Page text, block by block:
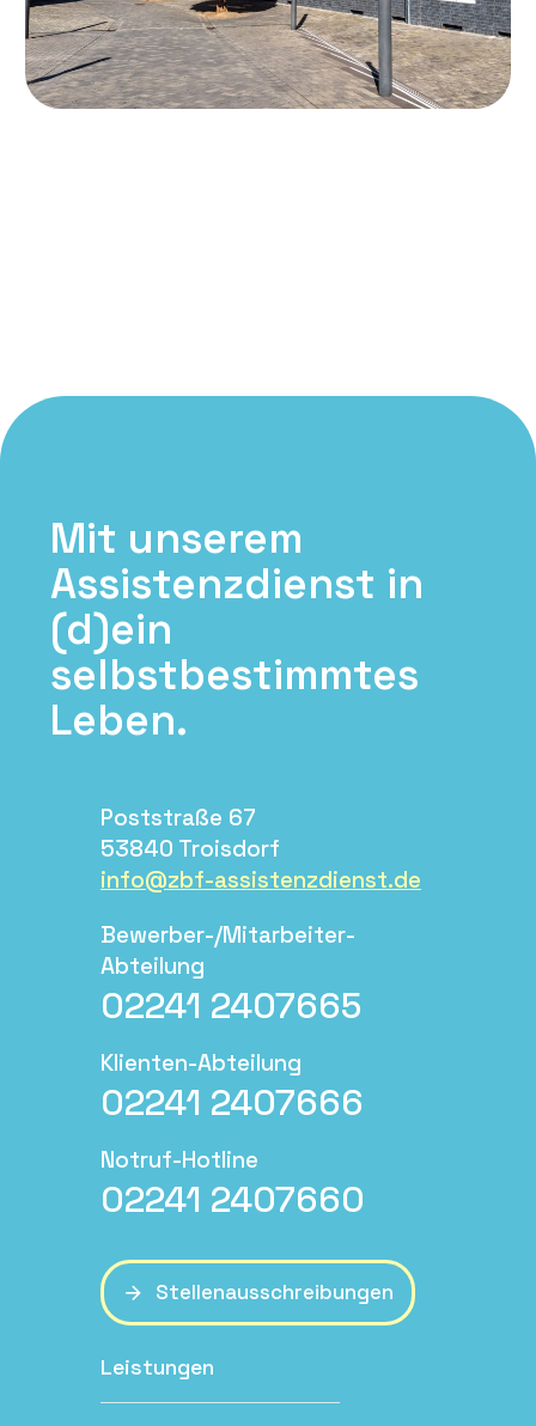
Mit unserem
Assistenzdienst in
(d)ein
selbstbestimmtes
Leben.
Poststraße 67
53840 Troisdorf
info@zbf-assistenzdienst.de
Bewerber-/Mitarbeiter-
Abteilung
02241 2407665
Klienten-Abteilung
02241 2407666
Notruf-Hotline
02241 2407660
Stellenausschreibungen
Leistungen